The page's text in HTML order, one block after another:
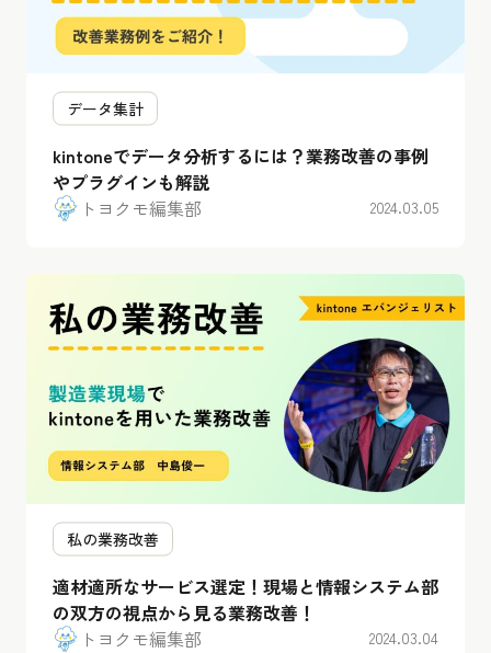
データ集計
kintoneでデータ分析するには？業務改善の事例
やプラグインも解説
トヨクモ編集部
2024.03.05
私の業務改善
適材適所なサービス選定！現場と情報システム部
の双方の視点から見る業務改善！
トヨクモ編集部
2024.03.04